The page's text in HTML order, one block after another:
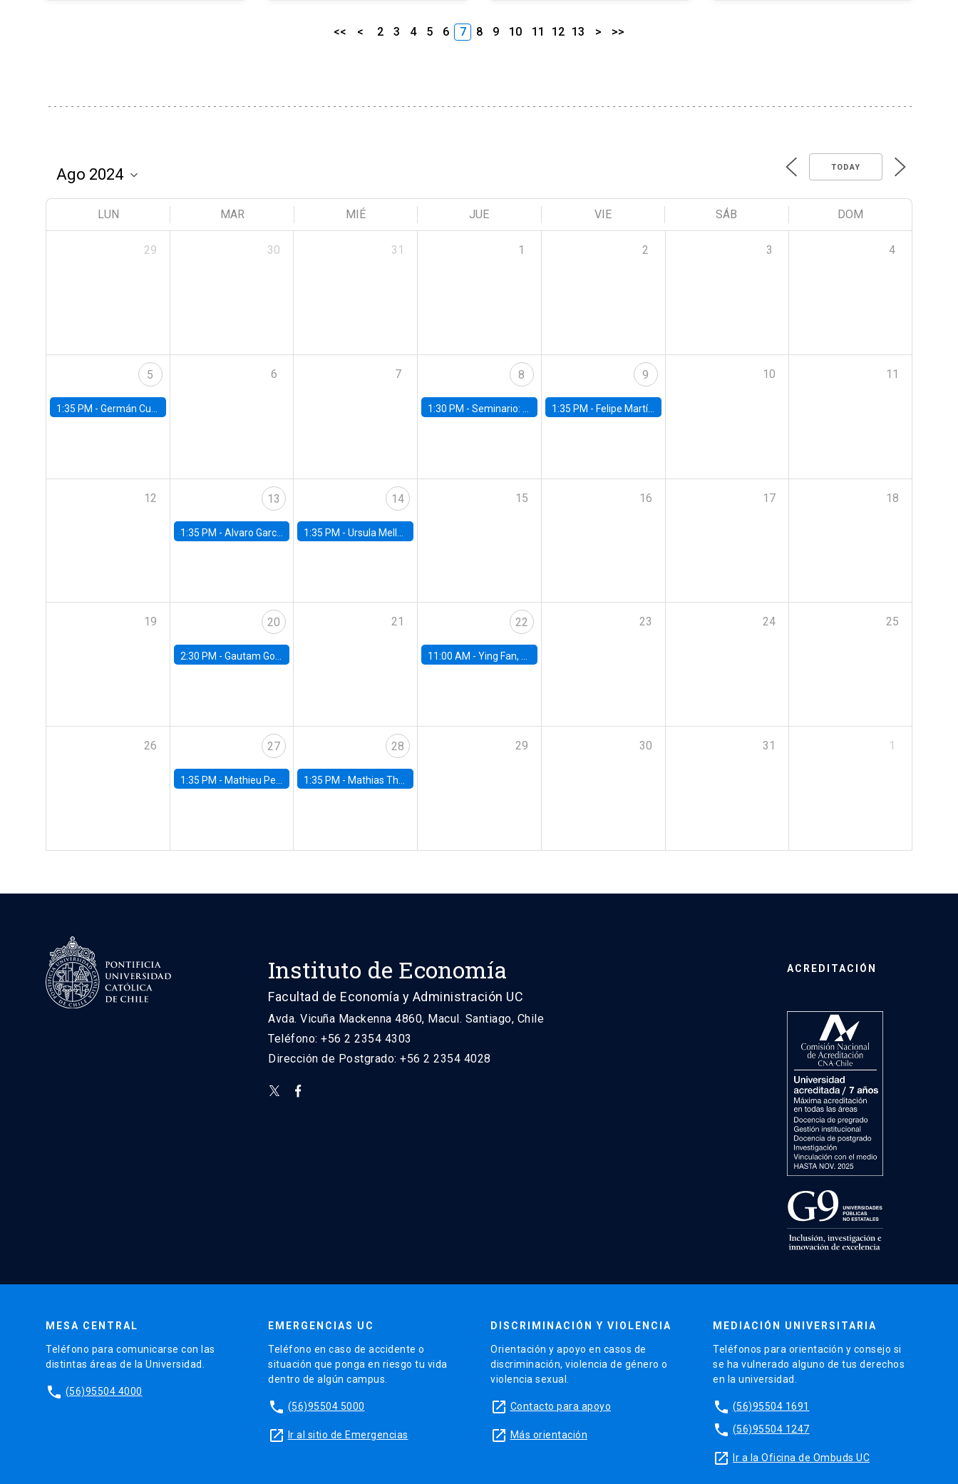
<< < 2 3 4 5 6 7 8 9 10 11 12 13 > >>
TODAY
LUN MAR MIÉ JUE VIE SÁB DOM
29 30 31 1 2 3 4
5
1:35 PM - Germán Cubas, University of Houston
6 7 8
1:30 PM -Seminario: “Recuperando la humanidad para progresar en la era de la IA»
9
1:35 PM - Felipe Martínez, alumno Doctorado en Economía UC
10 11
12 13
1:35 PM - Alvaro Garcia-Marin, Universidad de Los Andes
14
1:35 PM -Ursula Mello, Insper - Institute of Education and Research
15 16 17 18
19 20
2:30 PM - Gautam Gowrisankaran, Columbia University
21 22
11:00 AM -Ying Fan, University of Michigan
23 24 25
26 27
1:35 PM - Mathieu Pedemonte, IDB
28
1:35 PM - Mathias Thoenig, University of Lausanne
29 30 31 1
Instituto de Economía
Facultad de Economía y Administración UC
Avda. Vicuña Mackenna 4860, Macul. Santiago, Chile
Teléfono: +56 2 2354 4303
Dirección de Postgrado: +56 2 2354 4028
ACREDITACIÓN
MESA CENTRAL
Teléfono para comunicarse con las
distintas áreas de la Universidad.
phone (56)95504 4000
EMERGENCIAS UC
Teléfono en caso de accidente o
situación que ponga en riesgo tu vida
dentro de algún campus.
phone (56)95504 5000
launch Ir al sitio de Emergencias
DISCRIMINACIÓN Y VIOLENCIA
Orientación y apoyo en casos de
discriminación, violencia de género o
violencia sexual.
launch Contacto para apoyo
launch Más orientación
MEDIACIÓN UNIVERSITARIA
Teléfonos para orientación y consejo si
se ha vulnerado alguno de tus derechos
en la universidad.
phone (56)95504 1691
phone (56)95504 1247
launch Ir a la Oficina de Ombuds UC